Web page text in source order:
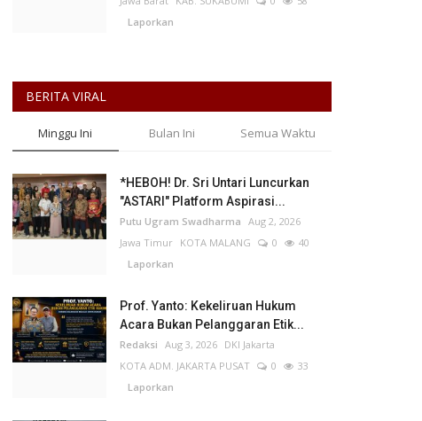
Laporkan
BERITA VIRAL
Minggu Ini Bulan Ini Semua Waktu
*HEBOH! Dr. Sri Untari Luncurkan
"ASTARI" Platform Aspirasi...
Putu Ugram Swadharma Aug 2, 2026
Jawa Timur KOTA MALANG 0
40
Laporkan
Prof. Yanto: Kekeliruan Hukum
Acara Bukan Pelanggaran Etik...
Redaksi Aug 3, 2026 DKI Jakarta
KOTA ADM. JAKARTA PUSAT
0
33
Laporkan